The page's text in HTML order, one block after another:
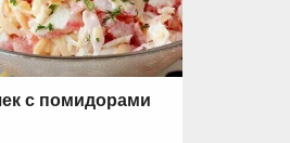
с помидорами